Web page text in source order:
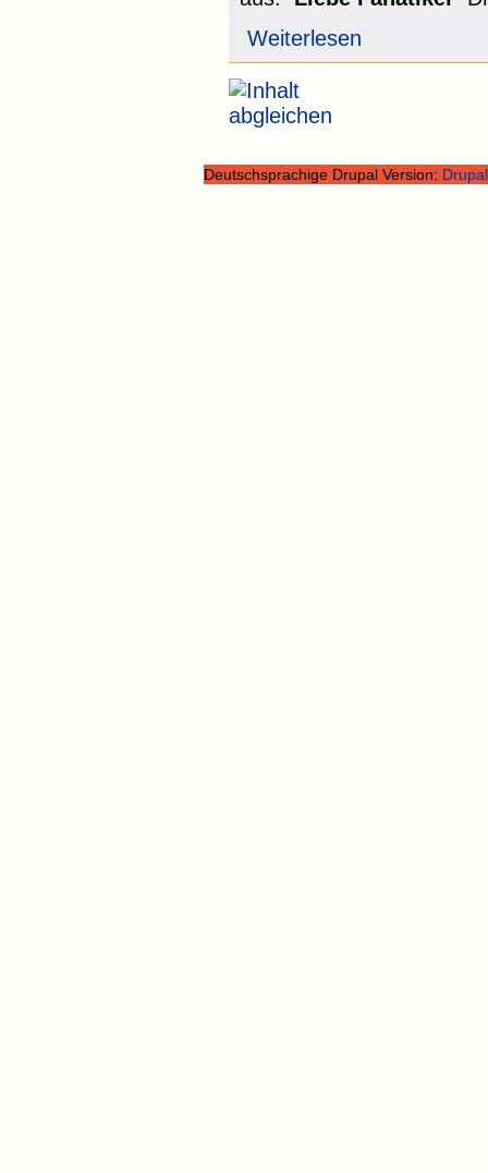
Weiterlesen
Deutschsprachige Drupal Version: